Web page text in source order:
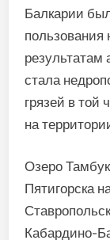
Балкарии
пользования
стала
грязей в той
на
Озеро
Пятигорска
Кабардино-